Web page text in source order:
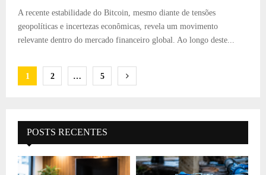
A recente estabilidade do Bitcoin, mesmo diante de tensões
geopolíticas e incertezas econômicas, revela um movimento
relevante dentro do mercado financeiro global. Ao longo deste...
Paginação
posts
1 2 … 5
POSTS RECENTES